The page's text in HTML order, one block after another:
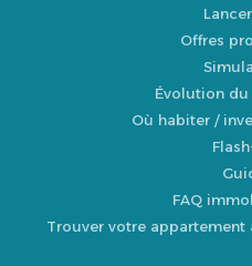
Offres
Évolution
Où habiter /
FAQ
Trouver votre